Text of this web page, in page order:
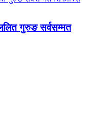
गुरुङ सर्वसम्मत